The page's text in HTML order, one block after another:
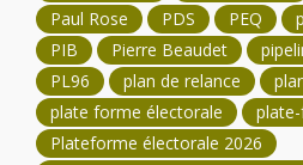
Paul Rose
PDS PEQ
PIB
Pierre Beaudet
PL96
plan de relance
plate forme électorale
Plateforme électorale 2026